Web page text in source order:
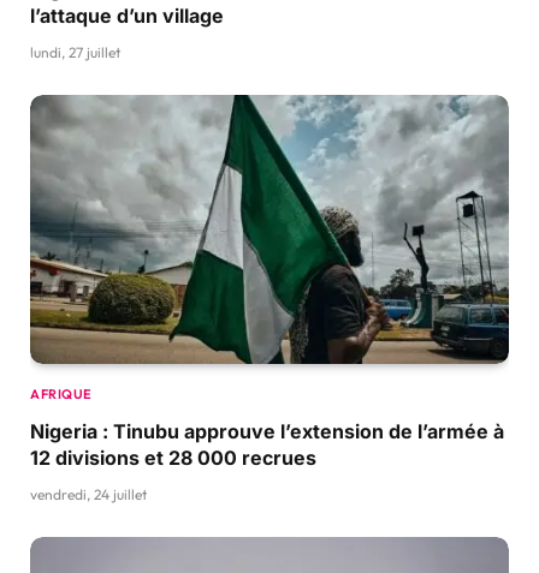
l’attaque d’un village
lundi, 27 juillet
AFRIQUE
Nigeria : Tinubu approuve l’extension de l’armée à
12 divisions et 28 000 recrues
vendredi, 24 juillet